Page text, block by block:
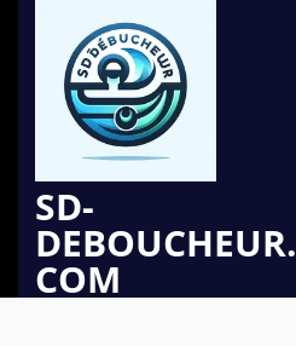
contenu
SD-
DEBOUCHEUR.
COM